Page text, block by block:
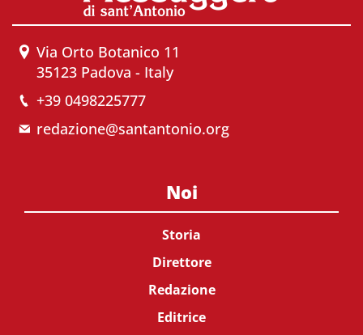
Via Orto Botanico 11
35123 Padova - Italy
+39 0498225777
redazione@santantonio.org
Noi
Storia
Direttore
Redazione
Editrice